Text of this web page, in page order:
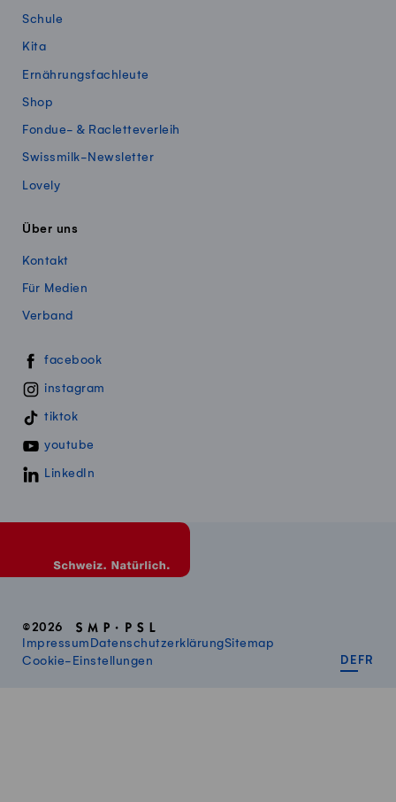
Schule
Kita
Ernährungsfachleute
Shop
Fondue- & Racletteverleih
Swissmilk-Newsletter
Lovely
Über uns
Kontakt
Für Medien
Verband
Swissmillk auf Social Media
facebook
instagram
tiktok
youtube
LinkedIn
©2026
Impressum DatenschutzerklärungSitemap
Cookie-Einstellungen
DE FR